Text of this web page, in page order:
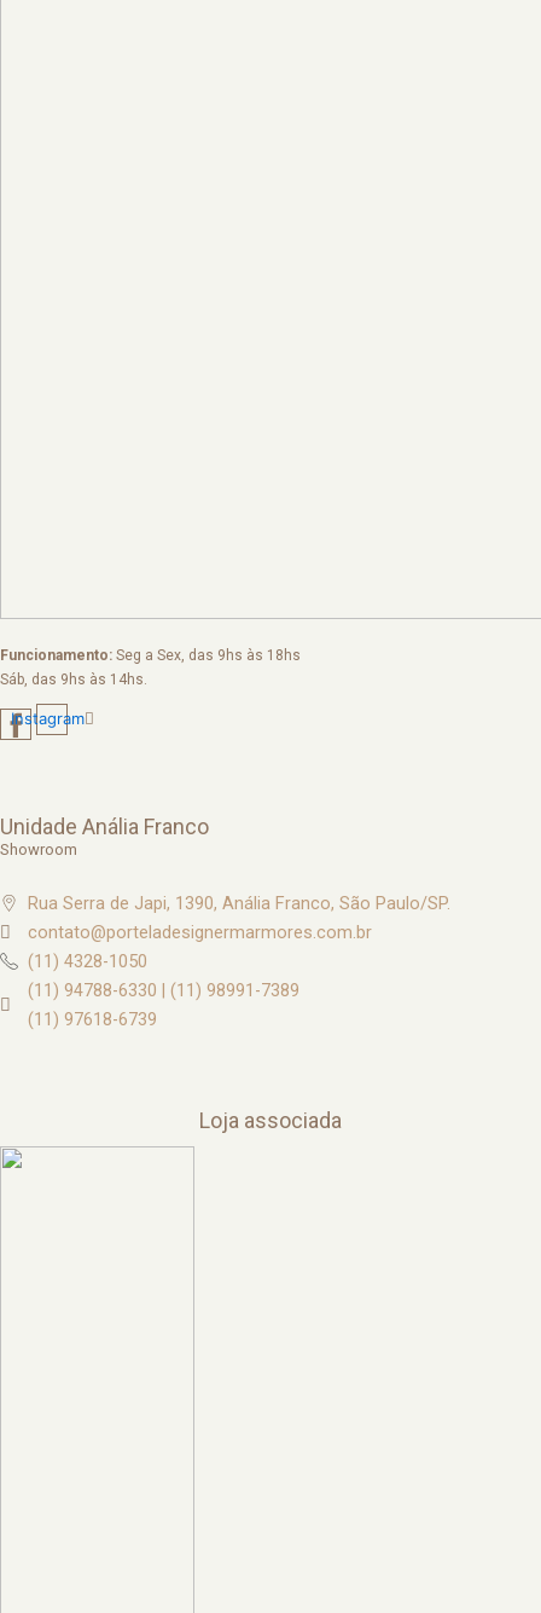
Funcionamento: Seg a Sex, das 9hs às 18hs
Sáb, das 9hs às 14hs.
Instagram
Unidade Anália Franco
Showroom
Rua Serra de Japi, 1390, Anália Franco, São Paulo/SP.
contato@porteladesignermarmores.com.br
(11) 4328-1050
(11) 94788-6330 | (11) 98991-7389
(11) 97618-6739
Loja associada